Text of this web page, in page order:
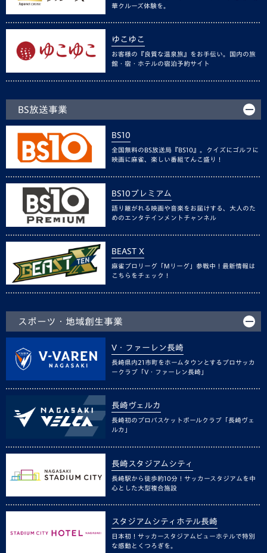
華クルーズ体験を。
ゆこゆこ
お客様の『良質な温泉旅』をお手伝い。国内の旅
館・宿・ホテルの宿泊予約サイト
BS放送事業
BS10
全国無料のBS放送局『BS10』。クイズにゴルフに
映画に麻雀、楽しい番組てんこ盛り！
BS10プレミアム
語り継がれる映画や音楽をお届けする、大人のた
めのエンタテインメントチャンネル
BEAST X
麻雀プロリーグ「Mリーグ」参戦中！最新情報は
こちらをチェック！
スポーツ・地域創生事業
V・ファーレン長崎
長崎県内21市町をホームタウンとするプロサッカ
ークラブ「V・ファーレン長崎」
長崎ヴェルカ
長崎初のプロバスケットボールクラブ「長崎ヴェ
ルカ」
長崎スタジアムシティ
長崎駅から徒歩約10分！サッカースタジアムを中
心とした大型複合施設
スタジアムシティホテル長崎
日本初！サッカースタジアムビューホテルで特別
な感動とくつろぎを。